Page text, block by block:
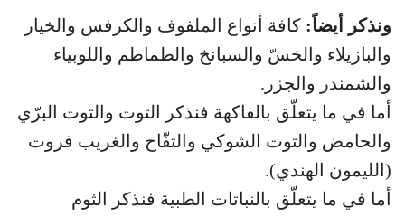
ونذكر أيضاً: كافة أنواع الملفوف والكرفس والخيار
والبازيلاء والخسّ والسبانخ والطماطم واللوبياء
والشمندر والجزر.
أما في ما يتعلّق بالفاكهة فنذكر التوت والتوت البرّي
والحامض والتوت الشوكي والتفّاح والغريب فروت
(الليمون الهندي).
أما في ما يتعلّق بالنباتات الطبية فنذكر الثوم